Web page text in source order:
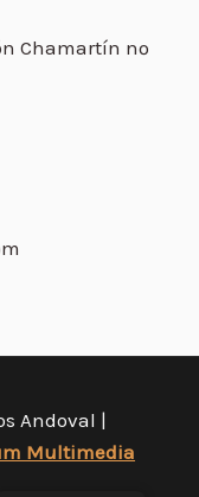
Chamartín nº
Andoval |
Multimedia